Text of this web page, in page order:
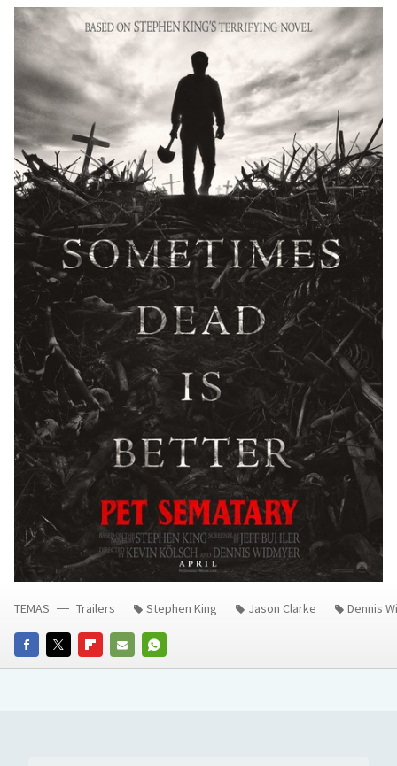
FACEBOOKTWITTERFLIPBOARD
E-
WHATSAPP
TEMAS Trailers Stephen King Jason Clarke Dennis